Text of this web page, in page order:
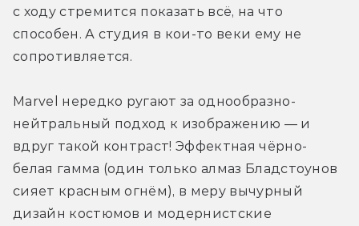
с ходу стремится показать всё, на что
способен. А студия в кои-то веки ему не
сопротивляется.
Marvel нередко ругают за однообразно-
нейтральный подход к изображению — и
вдруг такой контраст! Эффектная чёрно-
белая гамма (один только алмаз Бладстоунов
сияет красным огнём), в меру вычурный
дизайн костюмов и модернистские